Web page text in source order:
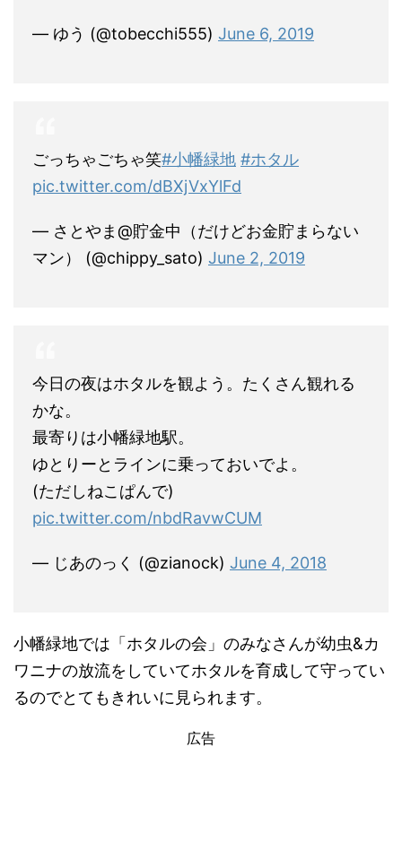
— ゆう (@tobecchi555) June 6, 2019
ごっちゃごちゃ笑#小幡緑地 #ホタル
pic.twitter.com/dBXjVxYlFd
— さとやま@貯金中（だけどお金貯まらない
マン） (@chippy_sato) June 2, 2019
今日の夜はホタルを観よう。たくさん観れる
かな。
最寄りは小幡緑地駅。
ゆとりーとラインに乗っておいでよ。
(ただしねこぱんで)
pic.twitter.com/nbdRavwCUM
— じあのっく (@zianock) June 4, 2018
小幡緑地では「ホタルの会」のみなさんが幼虫&カ
ワニナの放流をしていてホタルを育成して守ってい
るのでとてもきれいに見られます。
広告